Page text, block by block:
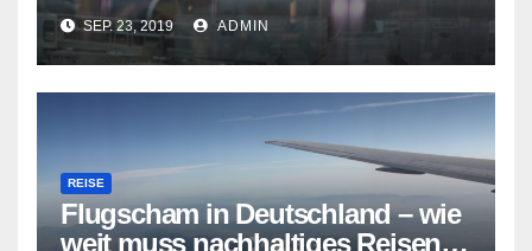
SEP. 23, 2019 ADMIN
REISE
Flugscham in Deutschland – wie
weit muss nachhaltiges Reisen